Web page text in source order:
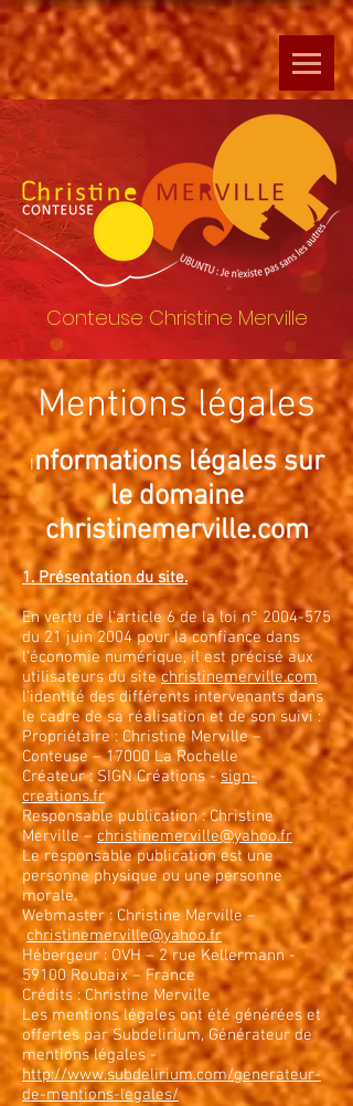
Conteuse Christine Merville
Mentions légales
Informations légales sur
le domaine
christinemerville.com
1. Présentation du site.
En vertu de l'article 6 de la loi n° 2004-575
du 21 juin 2004 pour la confiance dans
l'économie numérique, il est précisé aux
utilisateurs du sitechristinemerville.com
l'identité des différents intervenants dans
le cadre de sa réalisation et de son suivi :
Propriétaire : Christine Merville –
Conteuse – 17000 La Rochelle
Créateur : SIGN Créations -sign-
creations.fr
Responsable publication : Christine
Merville – christinemerville@yahoo.fr
Le responsable publication est une
personne physique ou une personne
morale.
Webmaster : Christine Merville –
christinemerville@yahoo.fr
Hébergeur : OVH – 2 rue Kellermann -
59100 Roubaix – France
Crédits : Christine Merville
Les mentions légales ont été générées et
offertes par Subdelirium, Générateur de
mentions légales -
http://www.subdelirium.com/generateur-
de-mentions-legales/